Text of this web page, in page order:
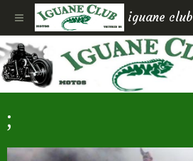
iguane club
;